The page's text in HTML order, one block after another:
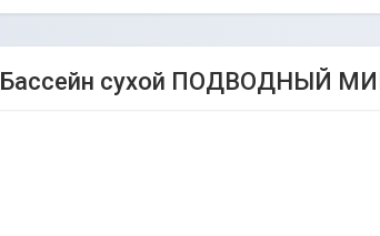
Бассейн сухой ПОДВОДНЫЙ